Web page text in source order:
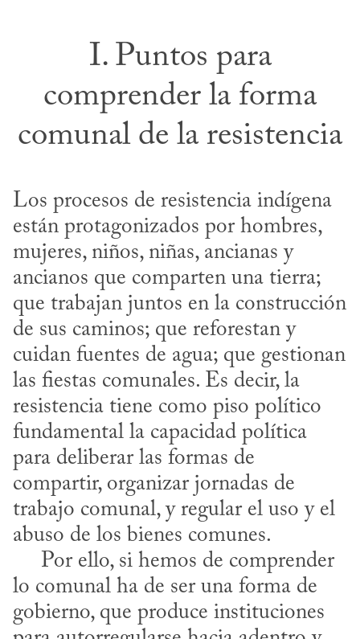
I. Puntos para
comprender la forma
comunal de la resistencia
Los procesos de resistencia indígena
están protagonizados por hombres,
mujeres, niños, niñas, ancianas y
ancianos que comparten una tierra;
que trabajan juntos en la construcción
de sus caminos; que reforestan y
cuidan fuentes de agua; que gestionan
las fiestas comunales. Es decir, la
resistencia tiene como piso político
fundamental la capacidad política
para deliberar las formas de
compartir, organizar jornadas de
trabajo comunal, y regular el uso y el
abuso de los bienes comunes.
lo comunal ha de ser una forma de
gobierno, que produce instituciones